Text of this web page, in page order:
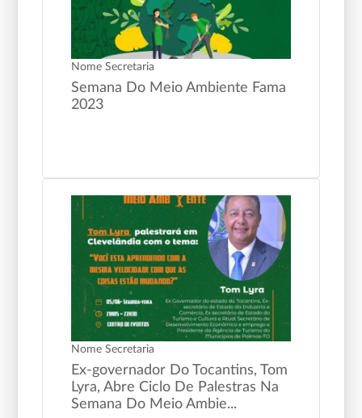
Nome Secretaria
Semana Do Meio Ambiente Fama
2023
Nome Secretaria
Ex-governador Do Tocantins, Tom
Lyra, Abre Ciclo De Palestras Na
Semana Do Meio Ambie...